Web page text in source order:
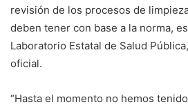
revisión de los procesos de
deben tener con base a la norma,
Laboratorio Estatal de Salud
oficial.
“Hasta el momento no hemos